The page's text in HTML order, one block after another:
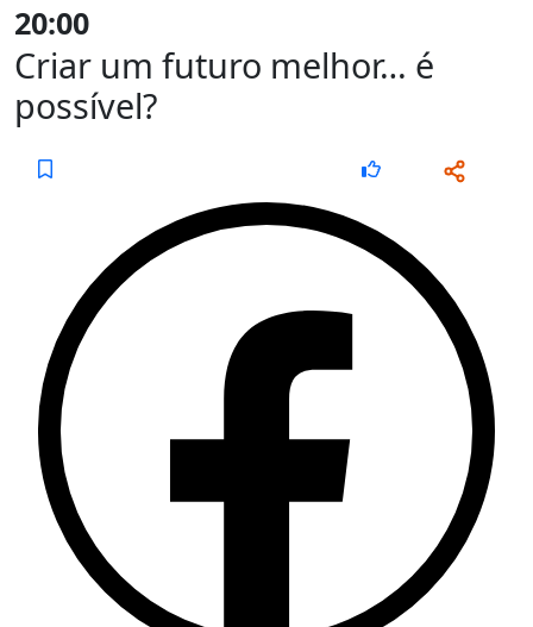
20:00
Criar um futuro melhor… é
possível?